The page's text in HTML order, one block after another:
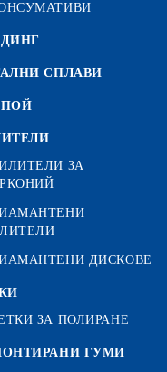
СПЛАВИ
ЗА
ДИСКОВЕ
ЗА ПОЛИРАНЕ
ГУМИ